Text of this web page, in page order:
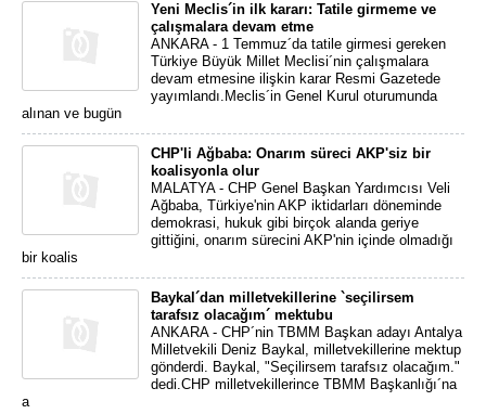
Yeni Meclis´in ilk kararı: Tatile girmeme ve
çalışmalara devam etme
ANKARA - 1 Temmuz´da tatile girmesi gereken
Türkiye Büyük Millet Meclisi´nin çalışmalara
devam etmesine ilişkin karar Resmi Gazetede
yayımlandı.Meclis´in Genel Kurul oturumunda
alınan ve bugün
CHP'li Ağbaba: Onarım süreci AKP'siz bir
koalisyonla olur
MALATYA - CHP Genel Başkan Yardımcısı Veli
Ağbaba, Türkiye'nin AKP iktidarları döneminde
demokrasi, hukuk gibi birçok alanda geriye
gittiğini, onarım sürecini AKP'nin içinde olmadığı
bir koalis
Baykal´dan milletvekillerine `seçilirsem
tarafsız olacağım´ mektubu
ANKARA - CHP´nin TBMM Başkan adayı Antalya
Milletvekili Deniz Baykal, milletvekillerine mektup
gönderdi. Baykal, "Seçilirsem tarafsız olacağım."
dedi.CHP milletvekillerince TBMM Başkanlığı´na
a